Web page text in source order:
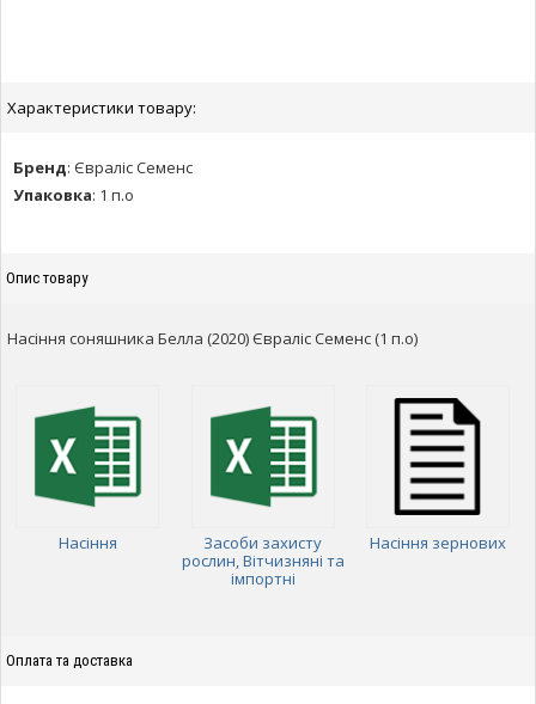
Характеристики товару:
Бренд: Євраліс Семенс
Упаковка: 1 п.о
Опис товару
Насіння соняшника Белла (2020) Євраліс Семенс (1 п.о)
Насіння
Засоби захисту
рослин, Вітчизняні та
імпортні
Насіння зернових
Оплата та доставка